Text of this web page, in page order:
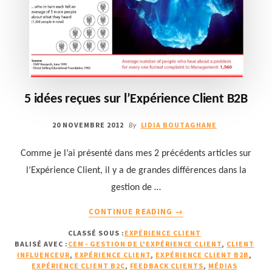
5 idées reçues sur l’Expérience Client B2B
20 NOVEMBRE 2012 By LIDIA BOUTAGHANE
Comme je l’ai présenté dans mes 2 précédents articles sur
l’Expérience Client, il y a de grandes différences dans la
gestion de …
CONTINUE READING
IDÉES
REÇUES
SUR
→
CLASSÉ SOUS : EXPÉRIENCE CLIENT
BALISÉ AVEC : CEM - GESTION DE L'EXPÉRIENCE CLIENT, CLIENT
INFLUENCEUR, EXPÉRIENCE CLIENT, EXPÉRIENCE CLIENT B2B ,
EXPÉRIENCE CLIENT B2C, FEEDBACK CLIENTS, MÉDIAS